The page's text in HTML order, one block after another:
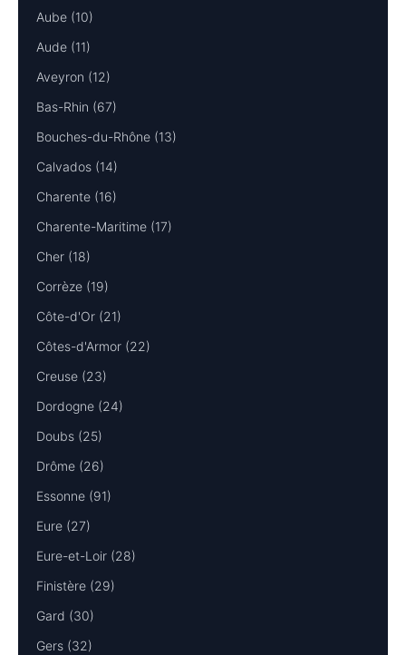
Aube (10)
Aude (11)
Aveyron (12)
Bas-Rhin (67)
Bouches-du-Rhône (13)
Calvados (14)
Charente (16)
Charente-Maritime (17)
Cher (18)
Corrèze (19)
Côte-d'Or (21)
Côtes-d'Armor (22)
Creuse (23)
Dordogne (24)
Doubs (25)
Drôme (26)
Essonne (91)
Eure (27)
Eure-et-Loir (28)
Finistère (29)
Gard (30)
Gers (32)